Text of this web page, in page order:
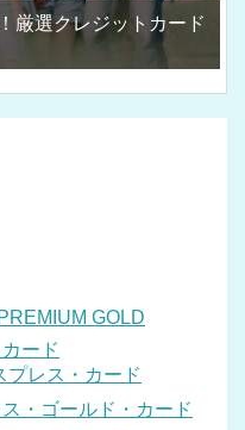
厳選クレジットカード
GOLD
ード
プレス・カード
・ゴールド・カード